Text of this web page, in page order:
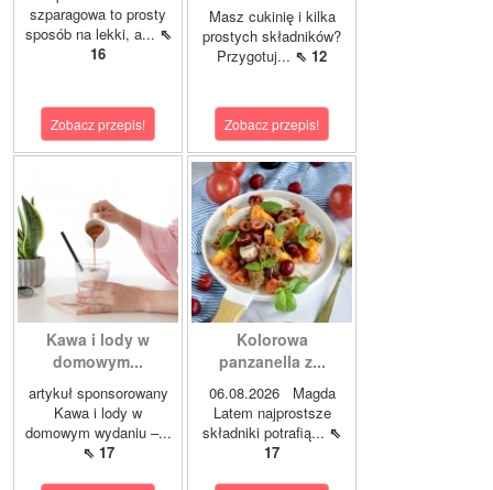
szparagowa to prosty
sposób na lekki, a... ⇖
16
Zobacz przepis!
Masz cukinię i kilka
prostych składników?
Przygotuj... ⇖ 12
Zobacz przepis!
Kawa i lody w
domowym...
artykuł sponsorowany
Kawa i lody w
domowym wydaniu –...
⇖ 17
Kolorowa
panzanella z...
06.08.2026 Magda
Latem najprostsze
składniki potrafią... ⇖
17